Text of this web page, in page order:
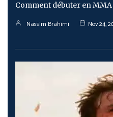
Comment débuter en
Nassim Brahimi Nov 24,